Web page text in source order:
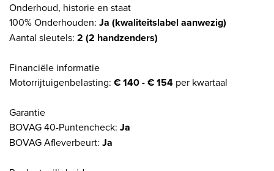
Onderhoud, historie en staat
100% Onderhouden: Ja (kwaliteitslabel aanwezig)
Aantal sleutels: 2 (2 handzenders)
Financiële informatie
Motorrijtuigenbelasting: € 140 - € 154 per kwartaal
Garantie
BOVAG 40-Puntencheck: Ja
BOVAG Afleverbeurt: Ja